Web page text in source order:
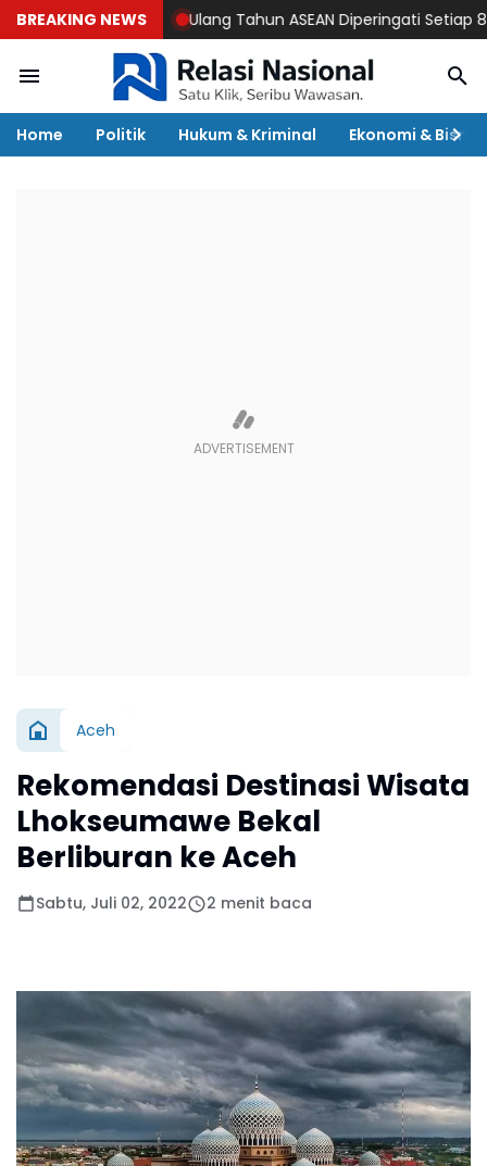
BREAKING NEWSUlang Tahun ASEAN Diperingati Setiap 8
Home Politik Hukum & Kriminal Ekonomi & Bisnis
Aceh
Rekomendasi Destinasi Wisata
Lhokseumawe Bekal
Berliburan ke Aceh
Sabtu, Juli 02, 2022 2 menit baca